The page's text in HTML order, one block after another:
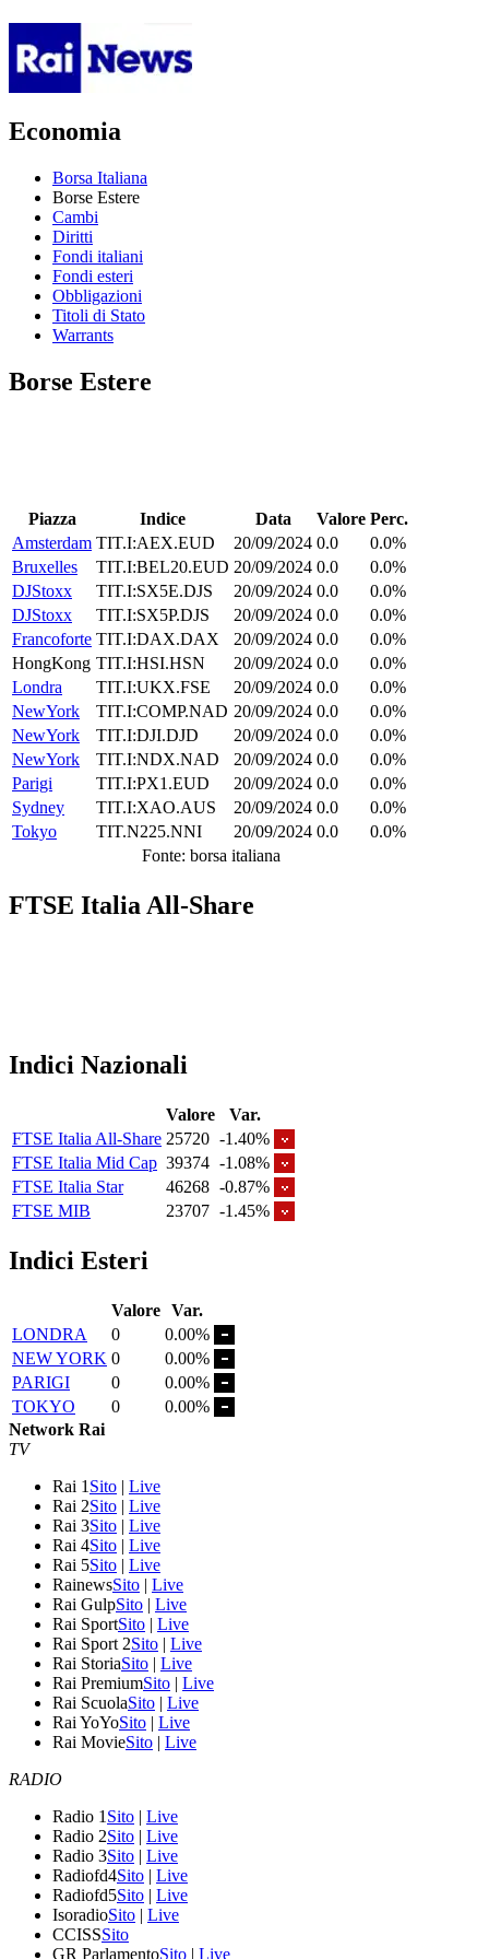
Economia
Borsa Italiana
Borse Estere
Cambi
Diritti
Fondi italiani
Fondi esteri
Obbligazioni
Titoli di Stato
Warrants
Borse Estere
Piazza Indice Data Valore Perc.
Amsterdam TIT.I:AEX.EUD 20/09/2024 0.0
0.0%
Bruxelles
TIT.I:BEL20.EUD 20/09/2024 0.0
0.0%
DJStoxx
TIT.I:SX5E.DJS 20/09/2024 0.0
0.0%
DJStoxx
TIT.I:SX5P.DJS 20/09/2024 0.0
0.0%
Francoforte TIT.I:DAX.DAX 20/09/2024 0.0
0.0%
HongKong TIT.I:HSI.HSN 20/09/2024 0.0
0.0%
Londra
TIT.I:UKX.FSE 20/09/2024 0.0
0.0%
NewYork
TIT.I:COMP.NAD 20/09/2024 0.0
0.0%
NewYork
TIT.I:DJI.DJD 20/09/2024 0.0
0.0%
NewYork
TIT.I:NDX.NAD 20/09/2024 0.0
0.0%
Parigi
TIT.I:PX1.EUD 20/09/2024 0.0
0.0%
Sydney
TIT.I:XAO.AUS 20/09/2024 0.0
0.0%
Tokyo
TIT.N225.NNI 20/09/2024 0.0
0.0%
Fonte: borsa italiana
FTSE Italia All-Share
Indici Nazionali
Valore
Var.
FTSE Italia All-Share 25720 -1.40%
FTSE Italia Mid Cap 39374 -1.08%
FTSE Italia Star
46268 -0.87%
FTSE MIB
23707 -1.45%
Indici Esteri
Valore Var.
LONDRA
0
0.00%
NEW YORK 0
0.00%
PARIGI
0
0.00%
TOKYO
0
0.00%
Network Rai
TV
Rai 1 Sito | Live
Rai 2Sito | Live
Rai 3Sito | Live
Rai 4Sito | Live
Rai 5Sito | Live
RainewsSito | Live
Rai GulpSito | Live
Rai SportSito | Live
Rai Sport 2Sito | Live
Rai StoriaSito | Live
Rai PremiumSito | Live
Rai ScuolaSito | Live
Rai YoYoSito | Live
Rai MovieSito | Live
RADIO
Radio 1 Sito | Live
Radio 2Sito | Live
Radio 3Sito | Live
Radiofd4Sito | Live
Radiofd5Sito | Live
IsoradioSito | Live
CCISSSito
GR ParlamentoSito | Live